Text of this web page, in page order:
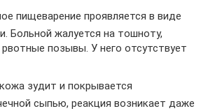
пищеварение проявляется в виде
Больной жалуется на тошноту,
позывы. У него отсутствует
зудит и покрывается
сыпью, реакция возникает даже